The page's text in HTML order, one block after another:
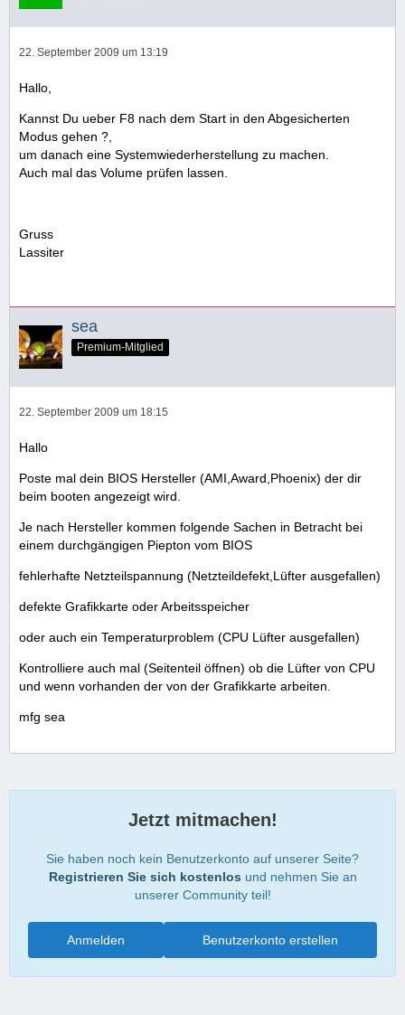
22. September 2009 um 13:19
Hallo,
Kannst Du ueber F8 nach dem Start in den Abgesicherten
Modus gehen ?,
um danach eine Systemwiederherstellung zu machen.
Auch mal das Volume prüfen lassen.
Gruss
Lassiter
sea
Premium-Mitglied
22. September 2009 um 18:15
Hallo
Poste mal dein BIOS Hersteller (AMI,Award,Phoenix) der dir
beim booten angezeigt wird.
Je nach Hersteller kommen folgende Sachen in Betracht bei
einem durchgängigen Piepton vom BIOS
fehlerhafte Netzteilspannung (Netzteildefekt,Lüfter ausgefallen)
defekte Grafikkarte oder Arbeitsspeicher
oder auch ein Temperaturproblem (CPU Lüfter ausgefallen)
Kontrolliere auch mal (Seitenteil öffnen) ob die Lüfter von CPU
und wenn vorhanden der von der Grafikkarte arbeiten.
mfg sea
Jetzt mitmachen!
Sie haben noch kein Benutzerkonto auf unserer Seite?
Registrieren Sie sich kostenlos und nehmen Sie an
unserer Community teil!
Benutzerkonto erstellen
Anmelden